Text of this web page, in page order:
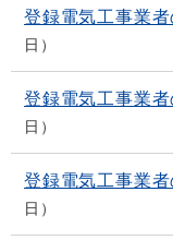
登録電気工事業
日
登録電気工事業
日
登録電気工事業
日